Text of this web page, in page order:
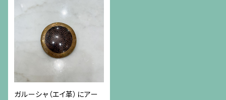
ガルーシャ（エイ革）にアー